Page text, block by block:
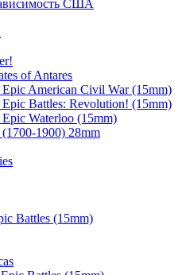
США
of Antares
American Civil War (15mm)
Battles: Revolution! (15mm)
Waterloo (15mm)
1900) 28mm
Battles (15mm)